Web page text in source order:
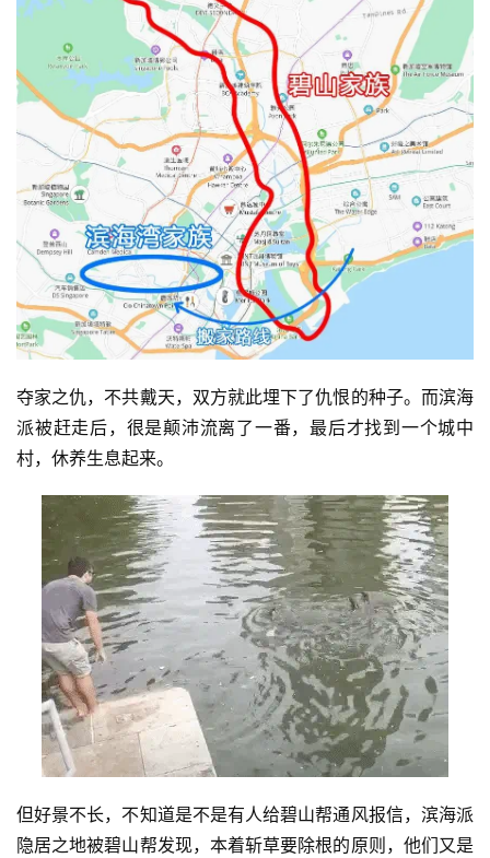
夺家之仇，不共戴天，双方就此埋下了仇恨的种子。而滨海
派被赶走后，很是颠沛流离了一番，最后才找到一个城中
村，休养生息起来。
但好景不长，不知道是不是有人给碧山帮通风报信，滨海派
隐居之地被碧山帮发现，本着斩草要除根的原则，他们又是